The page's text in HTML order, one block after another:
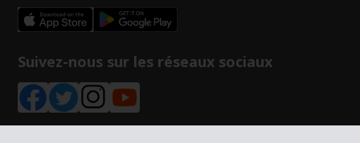
Suivez-nous sur les réseaux sociaux